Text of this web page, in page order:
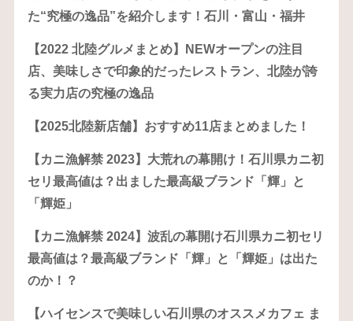
た“究極の逸品”を紹介します！石川・富山・福井
【2022 北陸グルメまとめ】NEWオープンの注目
店、美味しさで印象的だったレストラン、北陸が誇
る実力店の究極の逸品
【2025北陸新店舗】おすすめ11店まとめました！
【カニ漁解禁 2023】大荒れの幕開け！石川県カニ初
セリ最高値は？出ました最高級ブランド「輝」と
「輝姫」
【カニ漁解禁 2024】波乱の幕開け石川県カニ初セリ
最高値は？最高級ブランド「輝」と「輝姫」は出た
のか！？
【ハイセンスで美味しい石川県のオススメカフェ ま